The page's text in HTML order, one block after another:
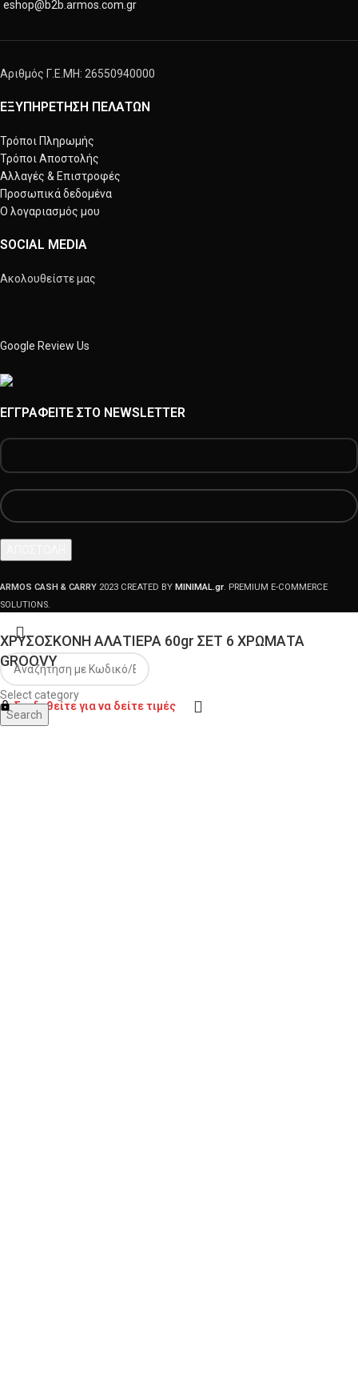
eshop@b2b.armos.com.gr
Αριθμός Γ.Ε.ΜΗ: 26550940000
ΕΞΥΠΗΡΕΤΗΣΗ ΠΕΛΑΤΩΝ
Τρόποι Πληρωμής
Τρόποι Αποστολής
Αλλαγές & Επιστροφές
Προσωπικά δεδομένα
Ο λογαριασμός μου
SOCIAL MEDIA
Ακολουθείστε μας
Google Review Us
ΕΓΓΡΑΦΕΊΤΕ ΣΤΟ NEWSLETTER
ARMOS CASH & CARRY 2023 CREATED BY MINIMAL.gr. PREMIUM E-COMMERCE
SOLUTIONS.
Select category
Search
ΧΡΥΣΟΣΚΟΝΗ ΑΛΑΤΙΕΡΑ 60gr ΣΕΤ 6 ΧΡΩΜΑΤΑ
GROOVY
Συνδεθείτε για να δείτε τιμές